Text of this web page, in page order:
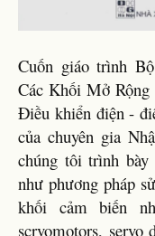
Cuốn giáo trình
Các Khối Mở Rộng
Điều khiển điện -
của chuyên gia
chúng tôi trình
như phương pháp
khối cảm biến
scrvomotors, servo